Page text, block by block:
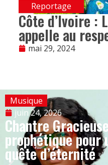
Reportage
Côte d’Ivoire :
appelle au
mai 29, 2024
Musique
juin 24, 2026
Chantre
prophétique pour
quête d’éternité